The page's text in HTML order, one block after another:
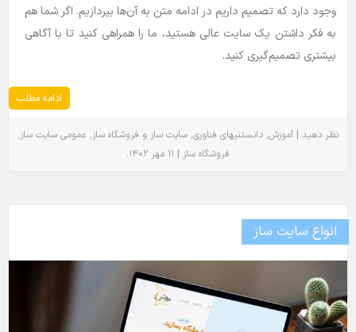
وجود دارد که تصمیم داریم در ادامه متن به آن‌ها بپردازیم. اگر شما هم
به فکر داشتن یک سایت عالی هستید، ما را همراهی کنید تا با آگاهی
بیشتری تصمیم‌گیری کنید.
ادامه مطلب
نظر دهید | آموزش٬ دانستنیهای فناوری٬ سایت ساز و فروشگاه ساز٬ عمومی سایت ساز٬
فروشگاه ساز | ۱۱ مهر ۱۴۰۲ .
انواع سایت ساز